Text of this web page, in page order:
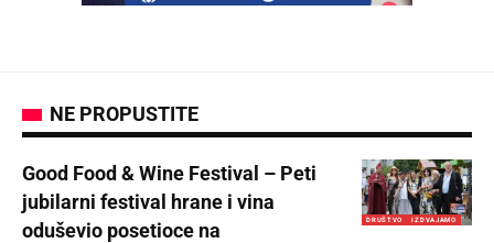
NE PROPUSTITE
DRUŠTVO IZDVAJAMO
Good Food & Wine Festival – Peti
jubilarni festival hrane i vina
oduševio posetioce na